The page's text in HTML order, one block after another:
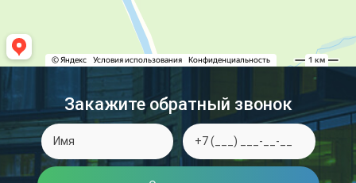
Закажите обратный звонок